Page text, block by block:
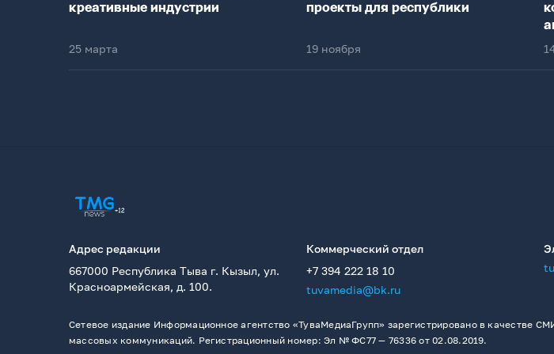
креативные индустрии
25 марта
проекты для республики
19 ноября
Адрес редакции
667000 Республика Тыва г. Кызыл, ул.
Красноармейская, д. 100.
Коммерческий отдел
+7 394 222 18 10
tuvamedia@bk.ru
Сетевое издание Информационное агентство «ТуваМедиаГрупп» зарегистрировано в качестве
массовых коммуникаций. Регистрационный номер: Эл № ФС77 — 76336 от 02.08.2019.